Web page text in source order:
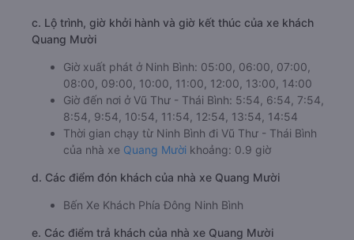
c. Lộ trình, giờ khởi hành và giờ kết thúc của xe khách
Quang Mười
Giờ xuất phát ở Ninh Bình: 05:00, 06:00, 07:00,
08:00, 09:00, 10:00, 11:00, 12:00, 13:00, 14:00
Giờ đến nơi ở Vũ Thư - Thái Bình: 5:54, 6:54, 7:54,
8:54, 9:54, 10:54, 11:54, 12:54, 13:54, 14:54
Thời gian chạy từ Ninh Bình đi Vũ Thư - Thái Bình
của nhà xe Quang Mười khoảng: 0.9 giờ
d. Các điểm đón khách của nhà xe Quang Mười
Bến Xe Khách Phía Đông Ninh Bình
e. Các điểm trả khách của nhà xe Quang Mười